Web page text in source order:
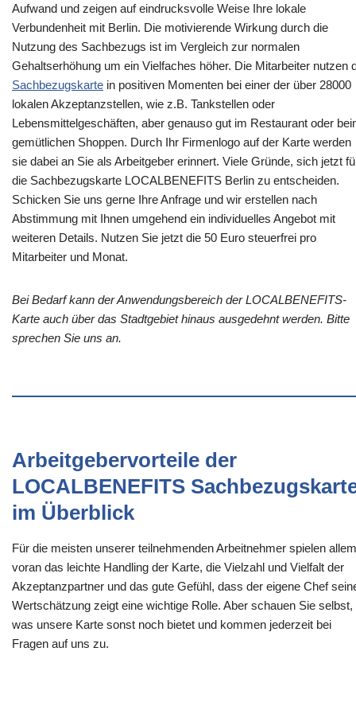
Aufwand und zeigen auf eindrucksvolle Weise Ihre lokale
Verbundenheit mit Berlin. Die motivierende Wirkung durch die
Nutzung des Sachbezugs ist im Vergleich zur normalen
Gehaltserhöhung um ein Vielfaches höher. Die Mitarbeiter nutzen
Sachbezugskarte in positiven Momenten bei einer der über 28000
lokalen Akzeptanzstellen, wie z.B. Tankstellen oder
Lebensmittelgeschäften, aber genauso gut im Restaurant oder
gemütlichen Shoppen. Durch Ihr Firmenlogo auf der Karte werden
sie dabei an Sie als Arbeitgeber erinnert. Viele Gründe, sich jetzt
die Sachbezugskarte LOCALBENEFITS Berlin zu entscheiden.
Schicken Sie uns gerne Ihre Anfrage und wir erstellen nach
Abstimmung mit Ihnen umgehend ein individuelles Angebot mit
weiteren Details. Nutzen Sie jetzt die 50 Euro steuerfrei pro
Mitarbeiter und Monat.
Bei Bedarf kann der Anwendungsbereich der LOCALBENEFITS-
Karte auch über das Stadtgebiet hinaus ausgedehnt werden. Bitte
sprechen Sie uns an.
Arbeitgebervorteile der
LOCALBENEFITS
im Überblick
Für die meisten unserer teilnehmenden Arbeitnehmer spielen allem
voran das leichte Handling der Karte, die Vielzahl und Vielfalt der
Akzeptanzpartner und das gute Gefühl, dass der eigene Chef
Wertschätzung zeigt eine wichtige Rolle. Aber schauen Sie selbst,
was unsere Karte sonst noch bietet und kommen jederzeit bei
Fragen auf uns zu.